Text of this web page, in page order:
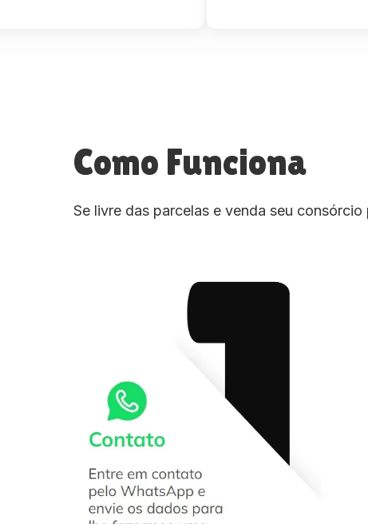
Como Funciona
Se livre das parcelas e venda seu